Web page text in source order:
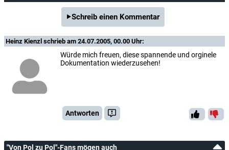
Schreib einen Kommentar
Heinz Kienzl schrieb am 24.07.2005, 00.00 Uhr:
Würde mich freuen, diese spannende und orginele
Dokumentation wiederzusehen!
Antworten
"Von Pol zu Pol"-Fans mögen auch